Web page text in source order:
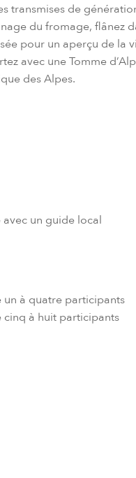
transmises de
du fromage, flânez
pour un aperçu de la
avec une Tomme
des Alpes.
un guide local
à quatre participants
à huit participants